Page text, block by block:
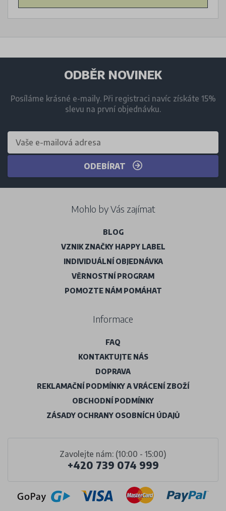
ODBĚR NOVINEK
Posíláme krásné e-maily. Při registraci navíc získáte 15%
slevu na první objednávku.
ODEBÍRAT
Zavolejte nám: (10:00 - 15:00)
+420 739 074 999
Mohlo by Vás zajímat
BLOG
VZNIK ZNAČKY HAPPY LABEL
INDIVIDUÁLNÍ OBJEDNÁVKA
VĚRNOSTNÍ PROGRAM
POMOZTE NÁM POMÁHAT
Informace
FAQ
KONTAKTUJTE NÁS
DOPRAVA
REKLAMAČNÍ PODMÍNKY A VRÁCENÍ ZBOŽÍ
OBCHODNÍ PODMÍNKY
ZÁSADY OCHRANY OSOBNÍCH ÚDAJŮ